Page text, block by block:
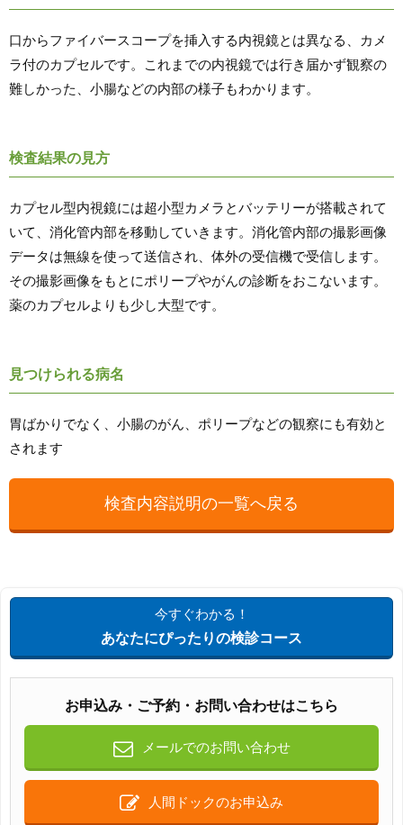
口からファイバースコープを挿入する内視鏡とは異なる、カメ
ラ付のカプセルです。これまでの内視鏡では行き届かず観察の
難しかった、小腸などの内部の様子もわかります。
検査結果の見方
カプセル型内視鏡には超小型カメラとバッテリーが搭載されて
いて、消化管内部を移動していきます。消化管内部の撮影画像
データは無線を使って送信され、体外の受信機で受信します。
その撮影画像をもとにポリープやがんの診断をおこないます。
薬のカプセルよりも少し大型です。
見つけられる病名
胃ばかりでなく、小腸のがん、ポリープなどの観察にも有効と
されます
検査内容説明の一覧へ戻る
今すぐわかる！
あなたにぴったりの検診コース
お申込み・ご予約・お問い合わせはこちら
メールでのお問い合わせ
人間ドックのお申込み